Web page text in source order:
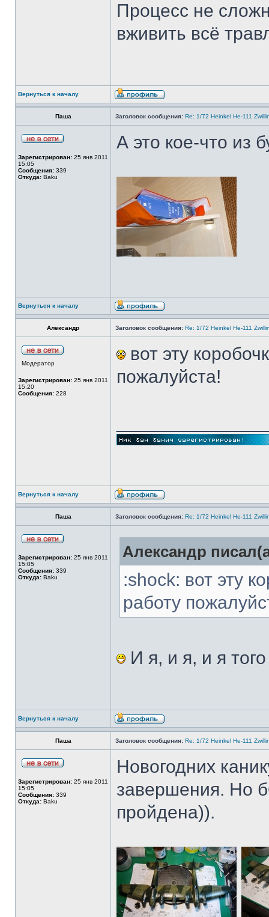
Процесс не
вживить всё
Вернуться к началу
Паша Заголовок сообщения: Re: 1/72 Heinkel He-111
Зарегистрирован: 25 янв 2011
15:05
Сообщения: 339
Откуда: Baku
А это кое-что из
Вернуться к началу
Александр Заголовок сообщения: Re: 1/72 Heinkel He-111
Модератор
Зарегистрирован: 25 янв 2011
15:20
Сообщения: 228
вот эту
пожалуйста!
Вернуться к началу
Паша Заголовок сообщения: Re: 1/72 Heinkel He-111
Зарегистрирован: 25 янв 2011
15:05
Сообщения: 339
Откуда: Baku
Александр
:shock: вот эту
работу
И я, и я, и я
Вернуться к началу
Паша Заголовок сообщения: Re: 1/72 Heinkel He-111
Зарегистрирован: 25 янв 2011
15:05
Сообщения: 339
Откуда: Baku
Новогодних
завершения. Но
пройдена)).